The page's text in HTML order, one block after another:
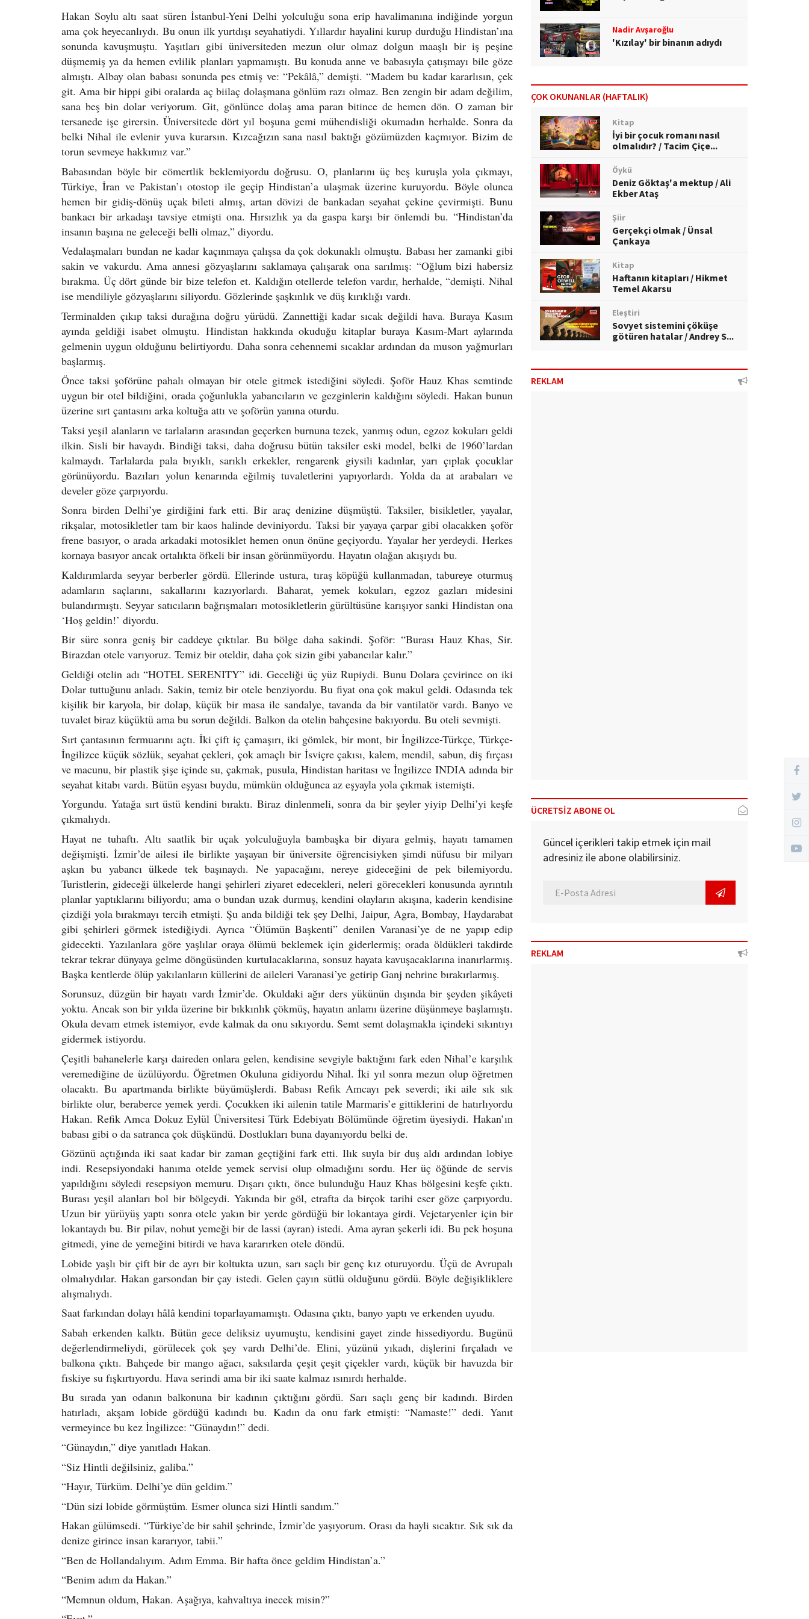
Hakan Soylu altı saat süren İstanbul-Yeni Delhi yolculuğu sona erip havalimanına indiğinde yorgun
ama çok heyecanlıydı. Bu onun ilk yurtdışı seyahatiydi. Yıllardır hayalini kurup durduğu Hindistan’ına
sonunda kavuşmuştu. Yaşıtları gibi üniversiteden mezun olur olmaz dolgun maaşlı bir iş peşine
düşmemiş ya da hemen evlilik planları yapmamıştı. Bu konuda anne ve babasıyla çatışmayı bile göze
almıştı. Albay olan babası sonunda pes etmiş ve: “Pekâlâ,” demişti. “Madem bu kadar kararlısın, çek
git. Ama bir hippi gibi oralarda aç biilaç dolaşmana gönlüm razı olmaz. Ben zengin bir adam değilim,
sana beş bin dolar veriyorum. Git, gönlünce dolaş ama paran bitince de hemen dön. O zaman bir
tersanede işe girersin. Üniversitede dört yıl boşuna gemi mühendisliği okumadın herhalde. Sonra da
belki Nihal ile evlenir yuva kurarsın. Kızcağızın sana nasıl baktığı gözümüzden kaçmıyor. Bizim de
torun sevmeye hakkımız var.”
Babasından böyle bir cömertlik beklemiyordu doğrusu. O, planlarını üç beş kuruşla yola çıkmayı,
Türkiye, İran ve Pakistan’ı otostop ile geçip Hindistan’a ulaşmak üzerine kuruyordu. Böyle olunca
hemen bir gidiş-dönüş uçak bileti almış, artan dövizi de bankadan seyahat çekine çevirmişti. Bunu
bankacı bir arkadaşı tavsiye etmişti ona. Hırsızlık ya da gaspa karşı bir önlemdi bu. “Hindistan’da
insanın başına ne geleceği belli olmaz,” diyordu.
Vedalaşmaları bundan ne kadar kaçınmaya çalışsa da çok dokunaklı olmuştu. Babası her zamanki gibi
sakin ve vakurdu. Ama annesi gözyaşlarını saklamaya çalışarak ona sarılmış: “Oğlum bizi habersiz
bırakma. Üç dört günde bir bize telefon et. Kaldığın otellerde telefon vardır, herhalde, “demişti. Nihal
ise mendiliyle gözyaşlarını siliyordu. Gözlerinde şaşkınlık ve düş kırıklığı vardı.
Terminalden çıkıp taksi durağına doğru yürüdü. Zannettiği kadar sıcak değildi hava. Buraya Kasım
ayında geldiği isabet olmuştu. Hindistan hakkında okuduğu kitaplar buraya Kasım-Mart aylarında
gelmenin uygun olduğunu belirtiyordu. Daha sonra cehennemi sıcaklar ardından da muson yağmurları
başlarmış.
Önce taksi şoförüne pahalı olmayan bir otele gitmek istediğini söyledi. Şoför Hauz Khas semtinde
uygun bir otel bildiğini, orada çoğunlukla yabancıların ve gezginlerin kaldığını söyledi. Hakan bunun
üzerine sırt çantasını arka koltuğa attı ve şoförün yanına oturdu.
Taksi yeşil alanların ve tarlaların arasından geçerken burnuna tezek, yanmış odun, egzoz kokuları geldi
ilkin. Sisli bir havaydı. Bindiği taksi, daha doğrusu bütün taksiler eski model, belki de 1960’lardan
kalmaydı. Tarlalarda pala bıyıklı, sarıklı erkekler, rengarenk giysili kadınlar, yarı çıplak çocuklar
görünüyordu. Bazıları yolun kenarında eğilmiş tuvaletlerini yapıyorlardı. Yolda da at arabaları ve
develer göze çarpıyordu.
Sonra birden Delhi’ye girdiğini fark etti. Bir araç denizine düşmüştü. Taksiler, bisikletler, yayalar,
rikşalar, motosikletler tam bir kaos halinde deviniyordu. Taksi bir yayaya çarpar gibi olacakken şoför
frene basıyor, o arada arkadaki motosiklet hemen onun önüne geçiyordu. Yayalar her yerdeydi. Herkes
kornaya basıyor ancak ortalıkta öfkeli bir insan görünmüyordu. Hayatın olağan akışıydı bu.
Kaldırımlarda seyyar berberler gördü. Ellerinde ustura, tıraş köpüğü kullanmadan, tabureye oturmuş
adamların saçlarını, sakallarını kazıyorlardı. Baharat, yemek kokuları, egzoz gazları midesini
bulandırmıştı. Seyyar satıcıların bağrışmaları motosikletlerin gürültüsüne karışıyor sanki Hindistan ona
‘Hoş geldin!’ diyordu.
Bir süre sonra geniş bir caddeye çıktılar. Bu bölge daha sakindi. Şoför: “Burası Hauz Khas, Sir.
Birazdan otele varıyoruz. Temiz bir oteldir, daha çok sizin gibi yabancılar kalır.”
Geldiği otelin adı “HOTEL SERENITY” idi. Geceliği üç yüz Rupiydi. Bunu Dolara çevirince on iki
Dolar tuttuğunu anladı. Sakin, temiz bir otele benziyordu. Bu fiyat ona çok makul geldi. Odasında tek
kişilik bir karyola, bir dolap, küçük bir masa ile sandalye, tavanda da bir vantilatör vardı. Banyo ve
tuvalet biraz küçüktü ama bu sorun değildi. Balkon da otelin bahçesine bakıyordu. Bu oteli sevmişti.
Sırt çantasının fermuarını açtı. İki çift iç çamaşırı, iki gömlek, bir mont, bir İngilizce-Türkçe, Türkçe-
İngilizce küçük sözlük, seyahat çekleri, çok amaçlı bir İsviçre çakısı, kalem, mendil, sabun, diş fırçası
ve macunu, bir plastik şişe içinde su, çakmak, pusula, Hindistan haritası ve İngilizce INDIA adında bir
seyahat kitabı vardı. Bütün eşyası buydu, mümkün olduğunca az eşyayla yola çıkmak istemişti.
Yorgundu. Yatağa sırt üstü kendini bıraktı. Biraz dinlenmeli, sonra da bir şeyler yiyip Delhi’yi keşfe
çıkmalıydı.
Hayat ne tuhaftı. Altı saatlik bir uçak yolculuğuyla bambaşka bir diyara gelmiş, hayatı tamamen
değişmişti. İzmir’de ailesi ile birlikte yaşayan bir üniversite öğrencisiyken şimdi nüfusu bir milyarı
aşkın bu yabancı ülkede tek başınaydı. Ne yapacağını, nereye gideceğini de pek bilemiyordu.
Turistlerin, gideceği ülkelerde hangi şehirleri ziyaret edecekleri, neleri görecekleri konusunda ayrıntılı
planlar yaptıklarını biliyordu; ama o bundan uzak durmuş, kendini olayların akışına, kaderin kendisine
çizdiği yola bırakmayı tercih etmişti. Şu anda bildiği tek şey Delhi, Jaipur, Agra, Bombay, Haydarabat
gibi şehirleri görmek istediğiydi. Ayrıca “Ölümün Başkenti” denilen Varanasi’ye de ne yapıp edip
gidecekti. Yazılanlara göre yaşlılar oraya ölümü beklemek için giderlermiş; orada öldükleri takdirde
tekrar tekrar dünyaya gelme döngüsünden kurtulacaklarına, sonsuz hayata kavuşacaklarına inanırlarmış.
Başka kentlerde ölüp yakılanların küllerini de aileleri Varanasi’ye getirip Ganj nehrine bırakırlarmış.
Sorunsuz, düzgün bir hayatı vardı İzmir’de. Okuldaki ağır ders yükünün dışında bir şeyden şikâyeti
yoktu. Ancak son bir yılda üzerine bir bıkkınlık çökmüş, hayatın anlamı üzerine düşünmeye başlamıştı.
Okula devam etmek istemiyor, evde kalmak da onu sıkıyordu. Semt semt dolaşmakla içindeki sıkıntıyı
gidermek istiyordu.
Çeşitli bahanelerle karşı daireden onlara gelen, kendisine sevgiyle baktığını fark eden Nihal’e karşılık
veremediğine de üzülüyordu. Öğretmen Okuluna gidiyordu Nihal. İki yıl sonra mezun olup öğretmen
olacaktı. Bu apartmanda birlikte büyümüşlerdi. Babası Refik Amcayı pek severdi; iki aile sık sık
birlikte olur, beraberce yemek yerdi. Çocukken iki ailenin tatile Marmaris’e gittiklerini de hatırlıyordu
Hakan. Refik Amca Dokuz Eylül Üniversitesi Türk Edebiyatı Bölümünde öğretim üyesiydi. Hakan’ın
babası gibi o da satranca çok düşkündü. Dostlukları buna dayanıyordu belki de.
Gözünü açtığında iki saat kadar bir zaman geçtiğini fark etti. Ilık suyla bir duş aldı ardından lobiye
indi. Resepsiyondaki hanıma otelde yemek servisi olup olmadığını sordu. Her üç öğünde de servis
yapıldığını söyledi resepsiyon memuru. Dışarı çıktı, önce bulunduğu Hauz Khas bölgesini keşfe çıktı.
Burası yeşil alanları bol bir bölgeydi. Yakında bir göl, etrafta da birçok tarihi eser göze çarpıyordu.
Uzun bir yürüyüş yaptı sonra otele yakın bir yerde gördüğü bir lokantaya girdi. Vejetaryenler için bir
lokantaydı bu. Bir pilav, nohut yemeği bir de lassi (ayran) istedi. Ama ayran şekerli idi. Bu pek hoşuna
gitmedi, yine de yemeğini bitirdi ve hava kararırken otele döndü.
Lobide yaşlı bir çift bir de ayrı bir koltukta uzun, sarı saçlı bir genç kız oturuyordu. Üçü de Avrupalı
olmalıydılar. Hakan garsondan bir çay istedi. Gelen çayın sütlü olduğunu gördü. Böyle değişikliklere
alışmalıydı.
Saat farkından dolayı hâlâ kendini toparlayamamıştı. Odasına çıktı, banyo yaptı ve erkenden uyudu.
Sabah erkenden kalktı. Bütün gece deliksiz uyumuştu, kendisini gayet zinde hissediyordu. Bugünü
değerlendirmeliydi, görülecek çok şey vardı Delhi’de. Elini, yüzünü yıkadı, dişlerini fırçaladı ve
balkona çıktı. Bahçede bir mango ağacı, saksılarda çeşit çeşit çiçekler vardı, küçük bir havuzda bir
fıskiye su fışkırtıyordu. Hava serindi ama bir iki saate kalmaz ısınırdı herhalde.
Bu sırada yan odanın balkonuna bir kadının çıktığını gördü. Sarı saçlı genç bir kadındı. Birden
hatırladı, akşam lobide gördüğü kadındı bu. Kadın da onu fark etmişti: “Namaste!” dedi. Yanıt
vermeyince bu kez İngilizce: “Günaydın!” dedi.
“Günaydın,” diye yanıtladı Hakan.
“Siz Hintli değilsiniz, galiba.”
“Hayır, Türküm. Delhi’ye dün geldim.”
“Dün sizi lobide görmüştüm. Esmer olunca sizi Hintli sandım.”
Hakan gülümsedi. “Türkiye’de bir sahil şehrinde, İzmir’de yaşıyorum. Orası da hayli sıcaktır. Sık sık da
denize girince insan kararıyor, tabii.”
“Ben de Hollandalıyım. Adım Emma. Bir hafta önce geldim Hindistan’a.”
“Benim adım da Hakan.”
“Memnun oldum, Hakan. Aşağıya, kahvaltıya inecek misin?”
Nadir Avşaroğlu
'Kızılay' bir binanın adıydı
ÇOK OKUNANLAR (HAFTALIK)
Kitap
İyi bir çocuk romanı nasıl
olmalıdır? / Tacim Çiçe...
Öykü
Deniz Göktaş'a mektup / Ali
Ekber Ataş
Şiir
Gerçekçi olmak / Ünsal
Çankaya
Kitap
Haftanın kitapları / Hikmet
Temel Akarsu
Eleştiri
Sovyet sistemini çöküşe
götüren hatalar / Andrey S...
REKLAM
ÜCRETSİZ ABONE OL
Güncel içerikleri takip etmek için mail
adresiniz ile abone olabilirsiniz.
REKLAM